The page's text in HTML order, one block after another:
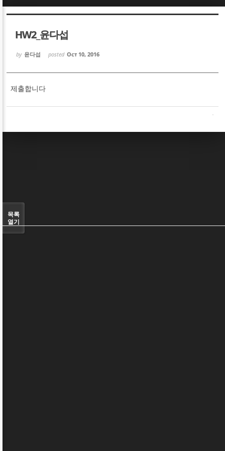
HW2_윤다섭
by 윤다섭 posted Oct 10, 2016
제출합니다
목록
열기
Sketchbook5, 스케치북5
Sketchbook5, 스케치북5
Sketchbook5, 스케치북5
Sketchbook5, 스케치북5